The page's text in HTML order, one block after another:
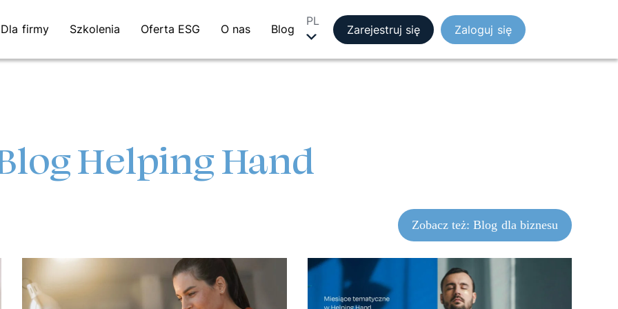
Dla firmy Szkolenia Oferta ESG O nas Blog
PL
Zarejestruj się Zaloguj się
Helping Hand
Zobacz też: Blog dla biznesu